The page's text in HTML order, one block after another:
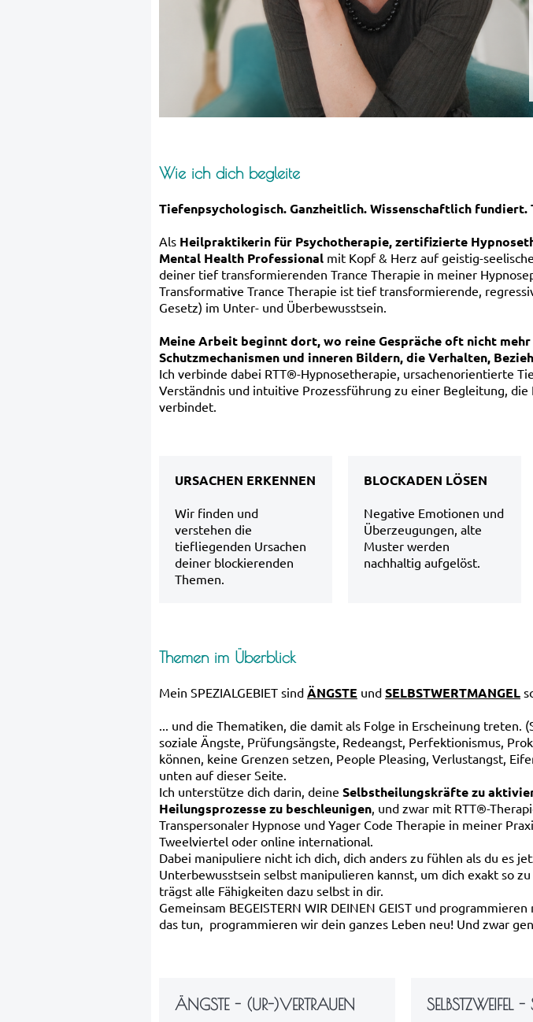
Wie ich dich begleite
Tiefenpsychologisch. Ganzheitlich. Wissenschaftlich fundiert.
Als Heilpraktikerin für Psychotherapie, zertifizierte
Mental Health Professional mit Kopf & Herz auf geistig-
deiner tief transformierenden Trance Therapie in meiner
Transformative Trance Therapie ist tief transformierende,
Gesetz) im Unter- und Überbewusstsein.
Meine Arbeit beginnt dort, wo reine Gespräche oft nicht
Schutzmechanismen und inneren Bildern, die Verhalten,
Ich verbinde dabei RTT®-Hypnosetherapie, ursachenorientierte
Verständnis und intuitive Prozessführung zu einer Begleitung,
verbindet.
URSACHEN ERKENNEN
Wir finden und
verstehen die
tiefliegenden Ursachen
deiner blockierenden
Themen.
BLOCKADEN LÖSEN
Negative Emotionen und
Überzeugungen, alte
Muster werden
nachhaltig aufgelöst.
Themen im Überblick
Mein SPEZIALGEBIET sind ÄNGSTE und SELBSTWERTMANGEL
... und die Thematiken, die damit als Folge in Erscheinung
soziale Ängste, Prüfungsängste, Redeangst, Perfektionismus,
können, keine Grenzen setzen, People Pleasing, Verlustangst,
unten auf dieser Seite.
Ich unterstütze dich darin, deine Selbstheilungskräfte zu
Heilungsprozesse zu beschleunigen, und zwar mit RTT®-
Transpersonaler Hypnose und Yager Code Therapie in meiner
Tweelviertel oder online international.
Dabei manipuliere nicht ich dich, dich anders zu fühlen als du es
Unterbewusstsein selbst manipulieren kannst, um dich exakt so
trägst alle Fähigkeiten dazu selbst in dir.
Gemeinsam BEGEISTERN WIR DEINEN GEIST und
das tun, programmieren wir dein ganzes Leben neu! Und zwar
ÄNGSTE - (UR-)VERTRAUEN SELBSTZWEIFEL